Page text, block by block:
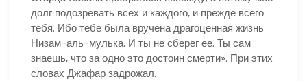
долг подозревать всех и каждого, и прежде всего
тебя. Ибо тебе была вручена драгоценная жизнь
Низам-аль-мулька. И ты не сберег ее. Ты сам
знаешь, что за одно это достоин смерти». При этих
словах Джафар задрожал.